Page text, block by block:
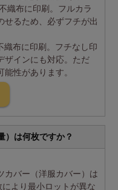
不織布に印刷。フルカラ
せるため、必ずフチが出
織布に印刷。フチなし印
ザインにも対応。ただ
性があります。
）は何枚ですか？
カバー（洋服カバー）は
より最小ロットが異な